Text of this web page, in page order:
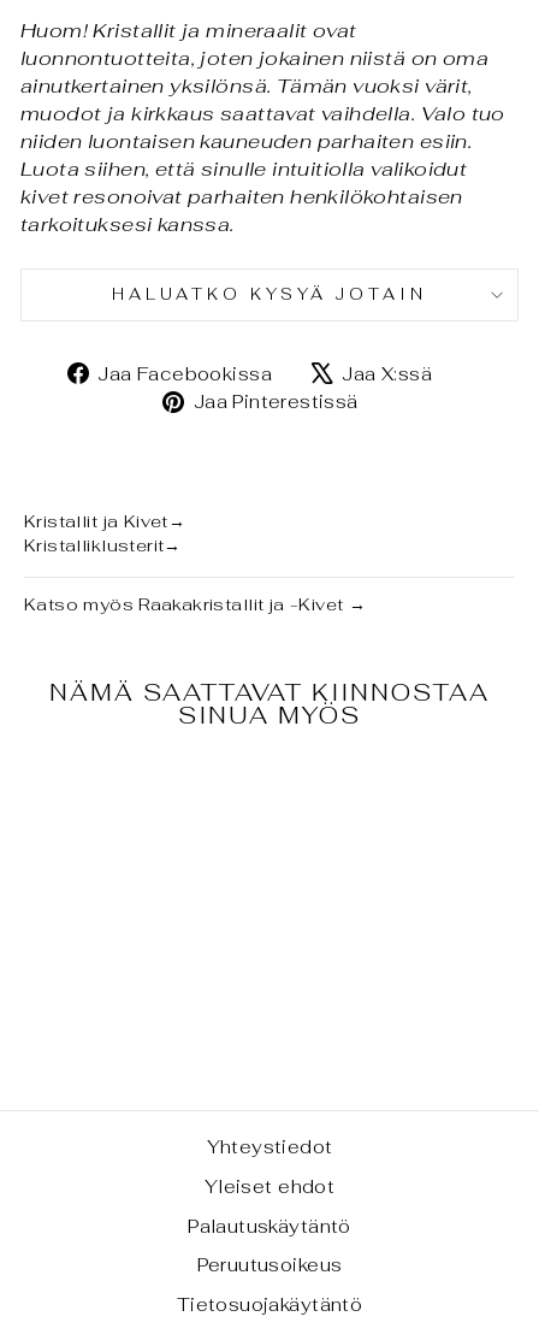
Huom! Kristallit ja mineraalit ovat
luonnontuotteita, joten jokainen niistä on oma
ainutkertainen yksilönsä. Tämän vuoksi värit,
muodot ja kirkkaus saattavat vaihdella. Valo tuo
niiden luontaisen kauneuden parhaiten esiin.
Luota siihen, että sinulle intuitiolla valikoidut
kivet resonoivat parhaiten henkilökohtaisen
tarkoituksesi kanssa.
HALUATKO KYSYÄ JOTAIN
Jaa Facebookissa
Jaa
Facebookissa
Jaa X:ssä
Jaa Pinterestissä
Kristallit ja Kivet→
Kristalliklusterit→
Katso myös Raakakristallit ja -Kivet →
NÄMÄ SAATTAVAT KIINNOSTAA
SINUA MYÖS
Yhteystiedot
Yleiset ehdot
Palautuskäytäntö
Peruutusoikeus
Tietosuojakäytäntö